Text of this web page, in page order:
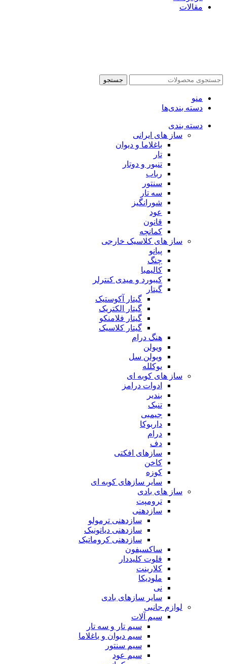
مقالات
جستجو
منو
دسته بندی‌ها
دسته بندی
ساز های ایرانی
باغلاما و دیوان
تار
تنبور و دوتار
رباب
سنتور
سه تار
شورانگیز
عود
قانون
کمانچه
ساز های کلاسیک خارجی
پیانو
چنگ
کالیمبا
کیبورد و میدی کنترلر
گیتار
گیتار آکوستیک
گیتار الکتریک
گیتار فلامنکو
گیتار کلاسیک
هنگ درام
ویولن
ویولن سل
یوکلله
ساز های کوبه ای
ادوات درامز
بندیر
تنبک
جیمبی
داربوکا
درام
دف
سازهای افکتی
کاخن
کوزه
سایر سازهای کوبه ای
ساز های بادی
ترومپت
سازدهنی
سازدهنی ترمولو
سازدهنی دیاتونیک
سازدهنی کروماتیک
ساکسیفون
فلوت کلیددار
کلارینت
ملودیکا
نی
سایر سازهای بادی
لوازم جانبی
سیم آلات
سیم تار و سه تار
سیم دیوان و باغلاما
سیم سنتور
سیم عود